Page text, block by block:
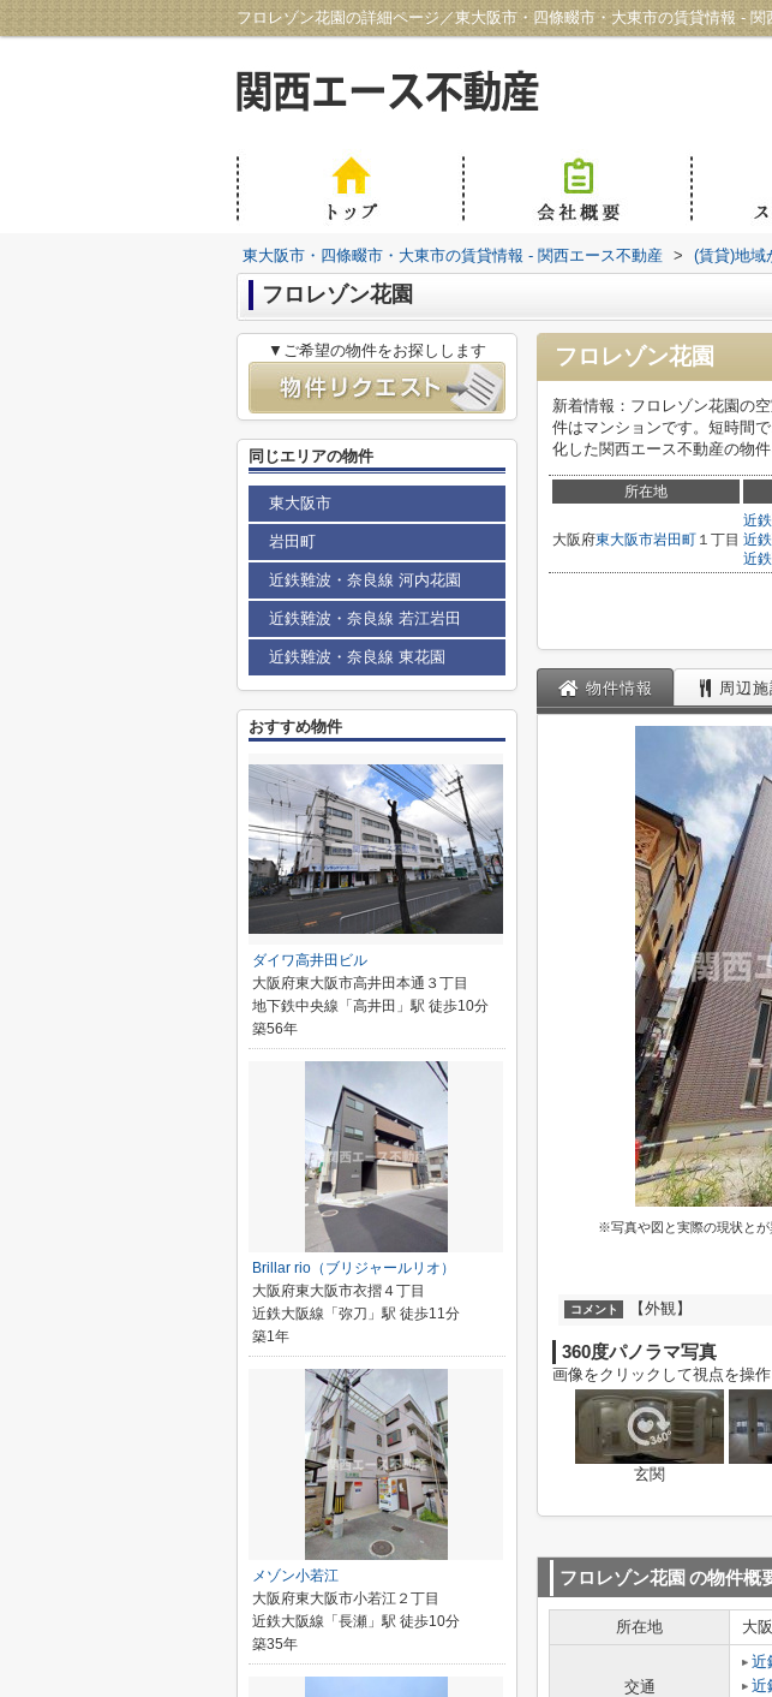
フロレゾン花園の詳細ページ／東大阪市・四條畷市・大東市の賃貸情報 - 関
東大阪市・四條畷市・大東市の賃貸情報 - 関西エース不動産 > (賃貸)地域
フロレゾン花園
フロレゾン花園
新着情報：フロレゾン花園の
件はマンションです。短時間
化した関西エース不動産の物
所在地
大阪府東大阪市岩田町 １丁目
近
近
近
物件情報 周辺施
※写真や図と実際の現状と
コメント 【外観】
360度パノラマ写真
画像をクリックして視点を操作
玄関
フロレゾン花園 の物件概
所在地 大
交通
近
近
▼ご希望の物件をお探しします
同じエリアの物件
東大阪市
岩田町
近鉄難波・奈良線 河内花園
近鉄難波・奈良線 若江岩田
近鉄難波・奈良線 東花園
おすすめ物件
ダイワ高井田ビル
大阪府東大阪市高井田本通３丁目
地下鉄中央線「高井田」駅 徒歩10分
築56年
Brillar rio（ブリジャールリオ）
大阪府東大阪市衣摺４丁目
近鉄大阪線「弥刀」駅 徒歩11分
築1年
メゾン小若江
大阪府東大阪市小若江２丁目
近鉄大阪線「長瀬」駅 徒歩10分
築35年